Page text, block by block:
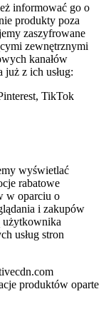
informować go o
produkty poza
zaszyfrowane
zewnętrznymi
kanałów
z ich usług:
TikTok
wyświetlać
rabatowe
w oparciu o
i zakupów
użytkownika
usług stron
produktów oparte